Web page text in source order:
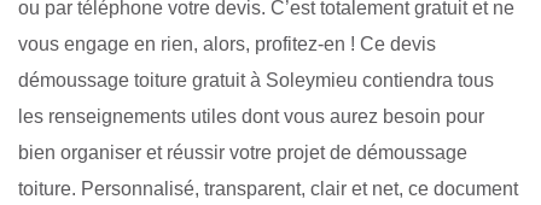
ou par téléphone votre devis. C’est totalement gratuit et ne
vous engage en rien, alors, profitez-en ! Ce devis
démoussage toiture gratuit à Soleymieu contiendra tous
les renseignements utiles dont vous aurez besoin pour
bien organiser et réussir votre projet de démoussage
toiture. Personnalisé, transparent, clair et net, ce document